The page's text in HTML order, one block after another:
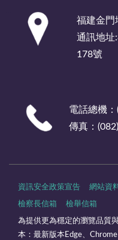
福建金
通訊地址
178號
電話總機
傳真：
資訊安全政策宣告 網站資
檢察長信箱 檢舉信箱
為提供更為穩定的瀏覽品質
本：最新版本Edge、